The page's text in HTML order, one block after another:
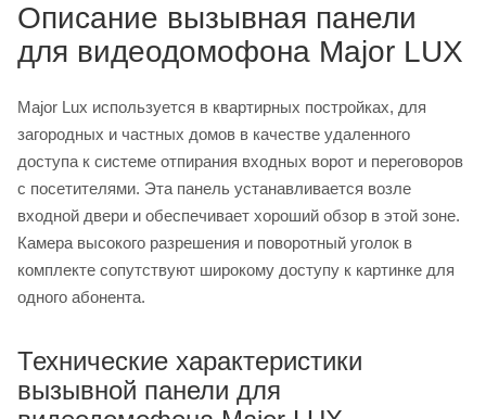
Описание вызывная панели
для видеодомофона Major LUX
Major Lux используется в квартирных постройках, для
загородных и частных домов в качестве удаленного
доступа к системе отпирания входных ворот и переговоров
с посетителями. Эта панель устанавливается возле
входной двери и обеспечивает хороший обзор в этой зоне.
Камера высокого разрешения и поворотный уголок в
комплекте сопутствуют широкому доступу к картинке для
одного абонента.
Технические характеристики
вызывной панели для